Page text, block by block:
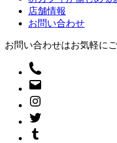
店舗情報
お問い合わせ
お問い合わせはお気軽に